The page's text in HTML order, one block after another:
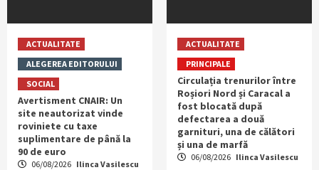
ACTUALITATE
ALEGEREA EDITORULUI
SOCIAL
Avertisment CNAIR: Un
site neautorizat vinde
roviniete cu taxe
suplimentare de până la
90 de euro
06/08/2026 Ilinca Vasilescu
ACTUALITATE
PRINCIPALE
Circulația trenurilor între
Roșiori Nord și Caracal a
fost blocată după
defectarea a două
garnituri, una de călători
și una de marfă
06/08/2026 Ilinca Vasilescu